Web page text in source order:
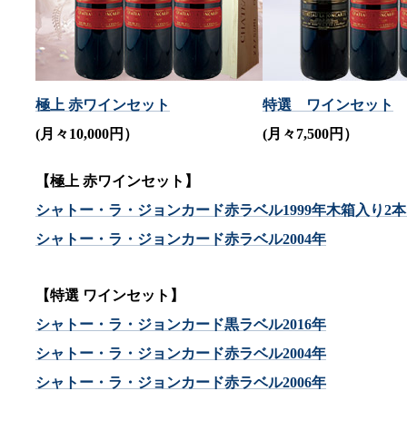
極上 赤ワインセット
(月々10,000円）
特選 ワインセット
(月々7,500円）
【極上 赤ワインセット】
シャトー・ラ・ジョンカード赤ラベル1999年木箱入り2
シャトー・ラ・ジョンカード赤ラベル2004年
【特選 ワインセット】
シャトー・ラ・ジョンカード黒ラベル2016年
シャトー・ラ・ジョンカード赤ラベル2004年
シャトー・ラ・ジョンカード赤ラベル2006年